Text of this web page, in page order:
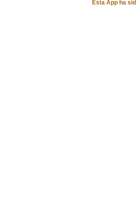
Esta App ha